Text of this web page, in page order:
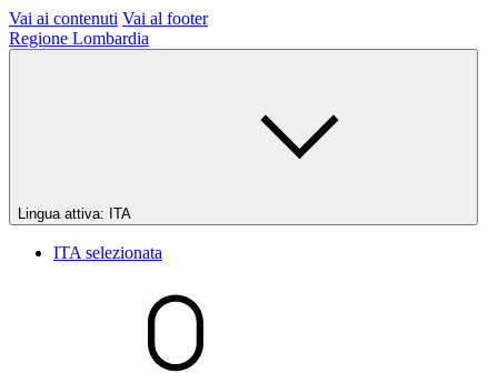
Vai ai contenuti Vai al footer
Regione Lombardia
Lingua attiva: ITA
ITA selezionata